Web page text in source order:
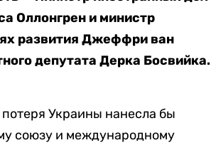
Оллонгрен и министр
развития Джеффри ван
депутата Дерка Босвийка.
Украины нанесла бы
союзу и международному